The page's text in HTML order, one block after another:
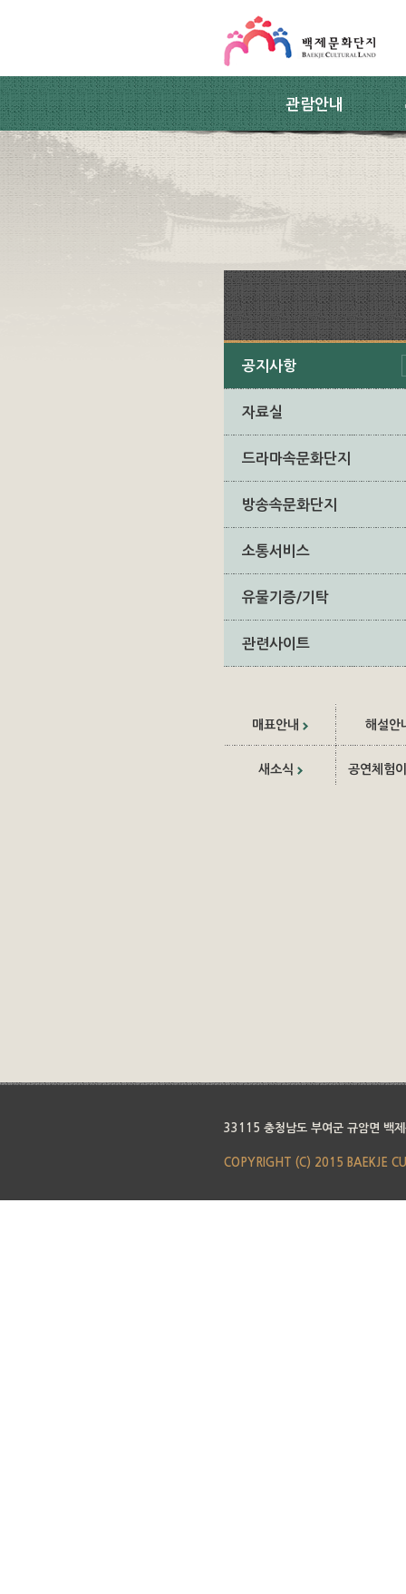
관람안내
공지사항
자료실
드라마속문화단지
방송속문화단지
소통서비스
유물기증/기탁
관련사이트
매표안내 해설안
새소식 공연체험
33115 충청남도 부여군 규암면 백
COPYRIGHT (C) 2015 BAEKJE